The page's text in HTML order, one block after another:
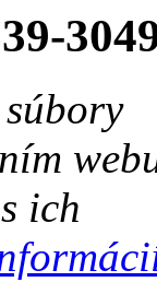
ich